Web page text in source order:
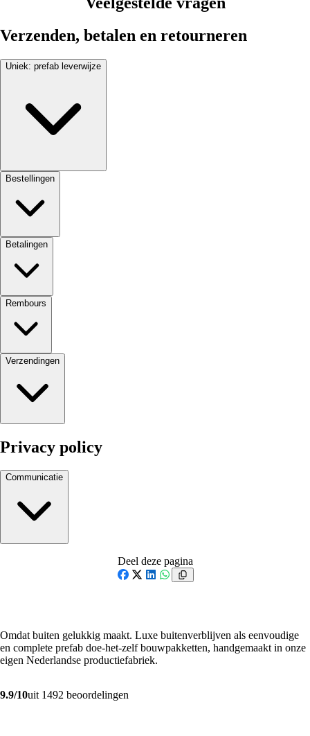
Verzenden, betalen en retourneren
Uniek: prefab leverwijze
Bestellingen
Betalingen
Rembours
Verzendingen
Privacy policy
Communicatie
Deel deze pagina
Omdat buiten gelukkig maakt. Luxe buitenverblijven als eenvoudige
en complete prefab doe-het-zelf bouwpakketten, handgemaakt in onze
eigen Nederlandse productiefabriek.
9.9/10uit 1492 beoordelingen